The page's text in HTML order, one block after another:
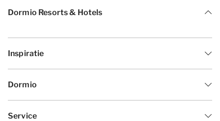
Dormio Resorts & Hotels
Inspiratie
Dormio
Service